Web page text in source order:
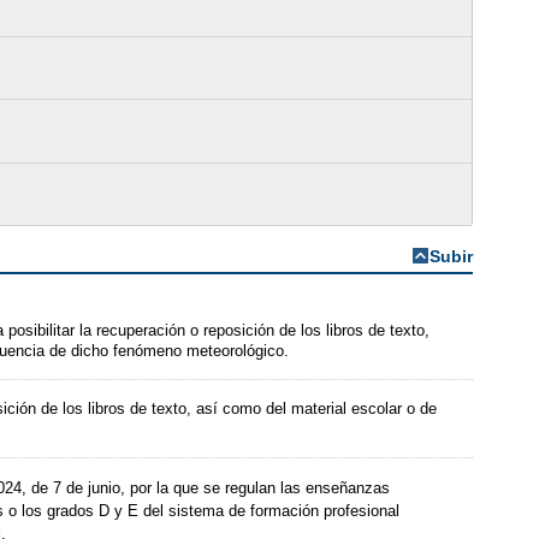
Subir
la recuperación o reposición de los libros de texto,
de dicho fenómeno meteorológico.
de los libros de texto, así como del material escolar o de
de 7 de junio, por la que se regulan las enseñanzas
los grados D y E del sistema de formación profesional